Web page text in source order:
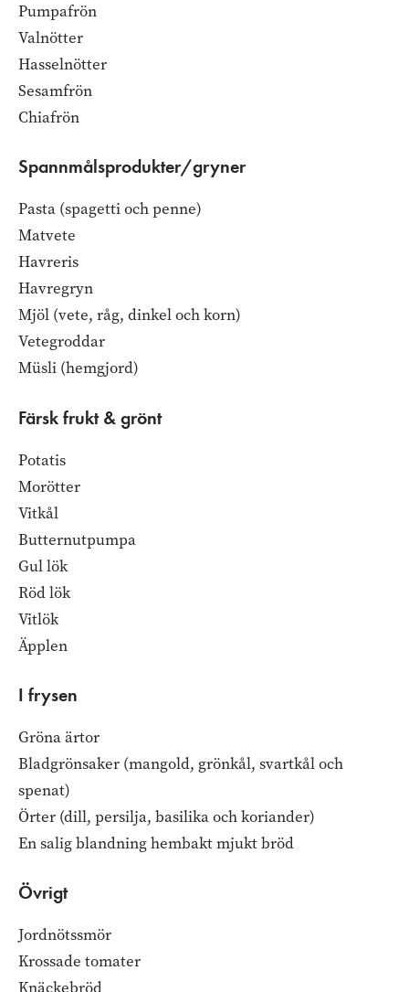
Pumpafrön
Valnötter
Hasselnötter
Sesamfrön
Chiafrön
Spannmålsprodukter/gryner
Pasta (spagetti och penne)
Matvete
Havreris
Havregryn
Mjöl (vete, råg, dinkel och korn)
Vetegroddar
Müsli (hemgjord)
Färsk frukt & grönt
Potatis
Morötter
Vitkål
Butternutpumpa
Gul lök
Röd lök
Vitlök
Äpplen
I frysen
Gröna ärtor
Bladgrönsaker (mangold, grönkål, svartkål och
spenat)
Örter (dill, persilja, basilika och koriander)
En salig blandning hembakt mjukt bröd
Övrigt
Jordnötssmör
Krossade tomater